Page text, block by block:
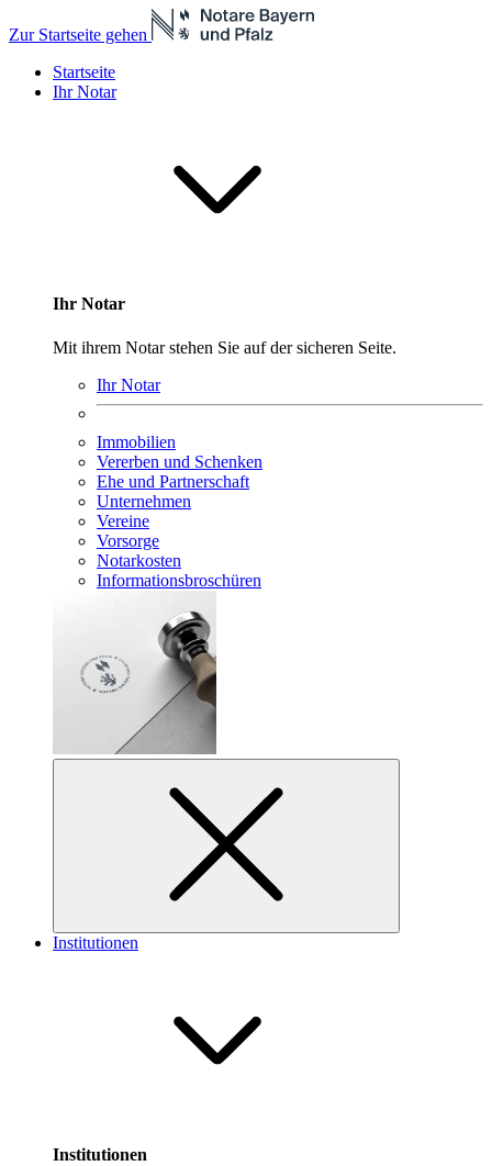
Zur Startseite gehen
Startseite
Ihr Notar
Ihr Notar
Mit ihrem Notar stehen Sie auf der sicheren Seite.
Ihr Notar
Immobilien
Vererben und Schenken
Ehe und Partnerschaft
Unternehmen
Vereine
Vorsorge
Notarkosten
Informationsbroschüren
Institutionen
Institutionen